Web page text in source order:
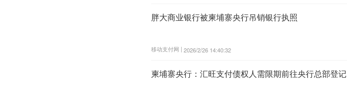
胖大商业银行被柬埔寨央行吊销银行执照
移动支付网 | 2026/2/26 14:40:32
柬埔寨央行：汇旺支付债权人需限期前往央行总部登记